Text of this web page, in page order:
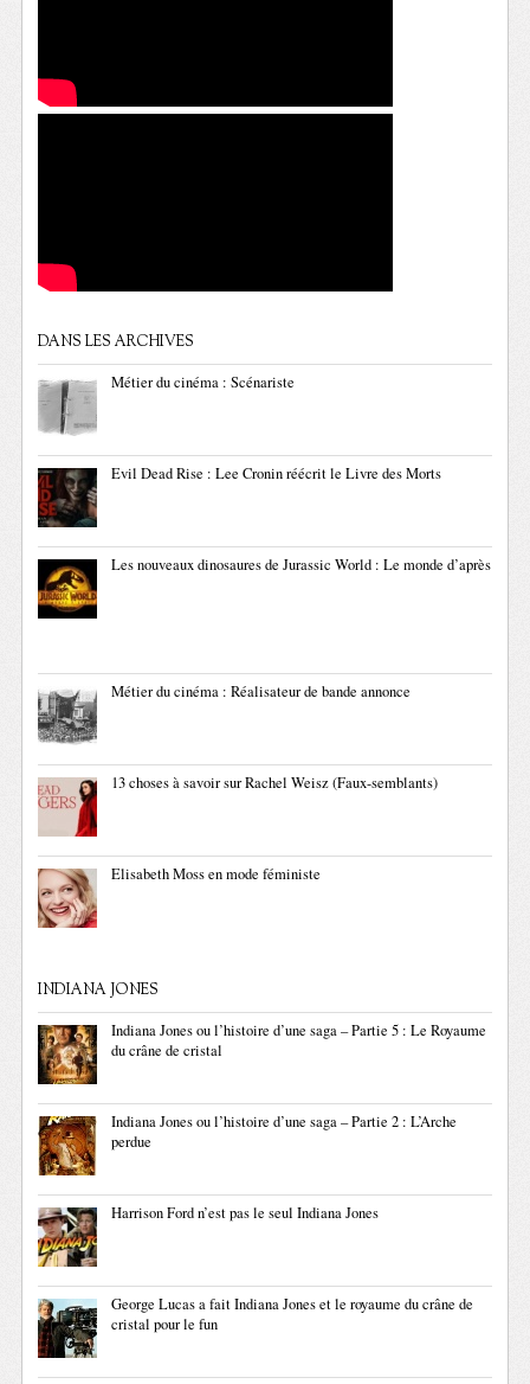
DANS LES ARCHIVES
Métier du cinéma : Scénariste
Evil Dead Rise : Lee Cronin réécrit le Livre des Morts
Les nouveaux dinosaures de Jurassic World : Le monde d’après
Métier du cinéma : Réalisateur de bande annonce
13 choses à savoir sur Rachel Weisz (Faux-semblants)
Elisabeth Moss en mode féministe
INDIANA JONES
Indiana Jones ou l’histoire d’une saga – Partie 5 : Le Royaume
du crâne de cristal
Indiana Jones ou l’histoire d’une saga – Partie 2 : L’Arche
perdue
Harrison Ford n’est pas le seul Indiana Jones
George Lucas a fait Indiana Jones et le royaume du crâne de
cristal pour le fun